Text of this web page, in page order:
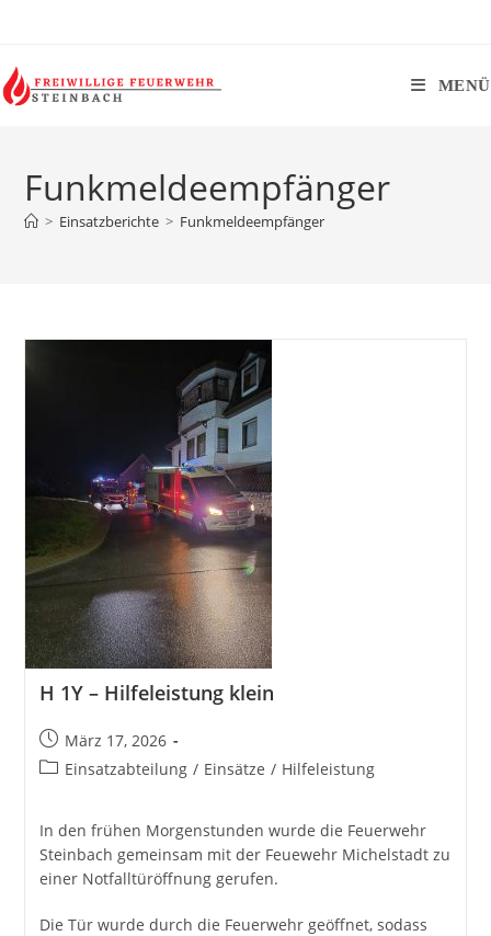
springen
MENÜ
Funkmeldeempfänger
> Einsatzberichte > Funkmeldeempfänger
H 1Y – Hilfeleistung klein
Beitrag
veröffentlicht:
März 17, 2026
Beitrags-
Einsatzabteilung / Einsätze / Hilfeleistung
In den frühen Morgenstunden wurde die Feuerwehr
Steinbach gemeinsam mit der Feuewehr Michelstadt zu
einer Notfalltüröffnung gerufen.
Die Tür wurde durch die Feuerwehr geöffnet, sodass